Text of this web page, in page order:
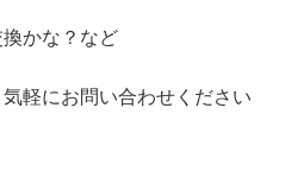
かな？など
軽にお問い合わせください